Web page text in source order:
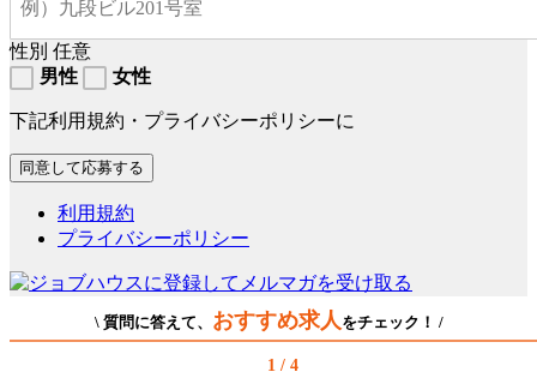
性別 任意
男性
女性
下記利用規約・プライバシーポリシーに
利用規約
プライバシーポリシー
\ 質問に答えて、 おすすめ求人 をチェック！ /
1 / 4